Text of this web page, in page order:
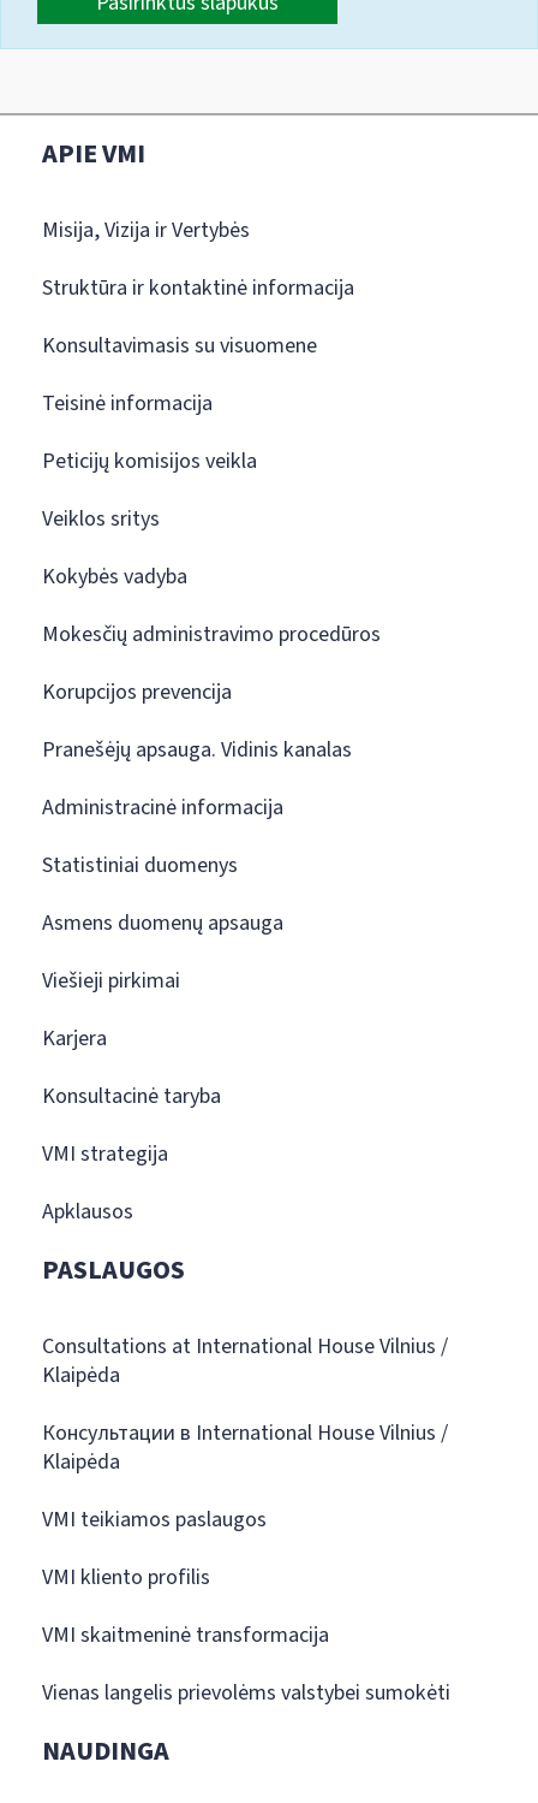
APIE VMI
Misija, Vizija ir Vertybės
Struktūra ir kontaktinė informacija
Konsultavimasis su visuomene
Teisinė informacija
Peticijų komisijos veikla
Veiklos sritys
Kokybės vadyba
Mokesčių administravimo procedūros
Korupcijos prevencija
Pranešėjų apsauga. Vidinis kanalas
Administracinė informacija
Statistiniai duomenys
Asmens duomenų apsauga
Viešieji pirkimai
Karjera
Konsultacinė taryba
VMI strategija
Apklausos
PASLAUGOS
Consultations at International House Vilnius /
Klaipėda
Консультации в International House Vilnius /
Klaipėda
VMI teikiamos paslaugos
VMI kliento profilis
VMI skaitmeninė transformacija
Vienas langelis prievolėms valstybei sumokėti
NAUDINGA